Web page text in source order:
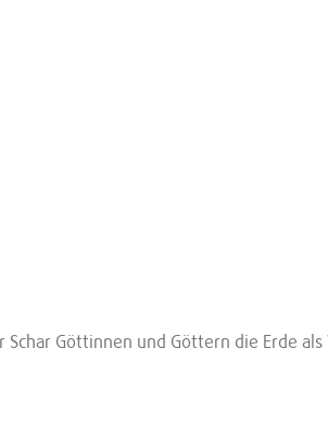
Göttinnen und Göttern die Erde als